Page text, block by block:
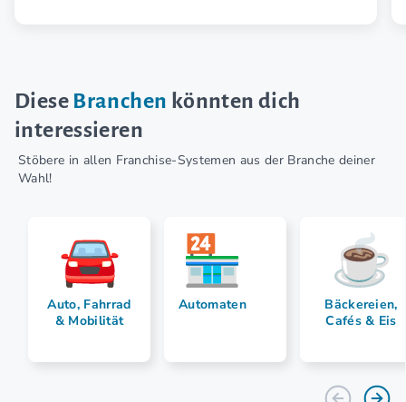
Diese Branchen könnten dich
interessieren
Stöbere in allen Franchise-Systemen aus der Branche deiner
Wahl!
Auto, Fahrrad
& Mobilität
Automaten
Bäckereien,
Cafés & Eis